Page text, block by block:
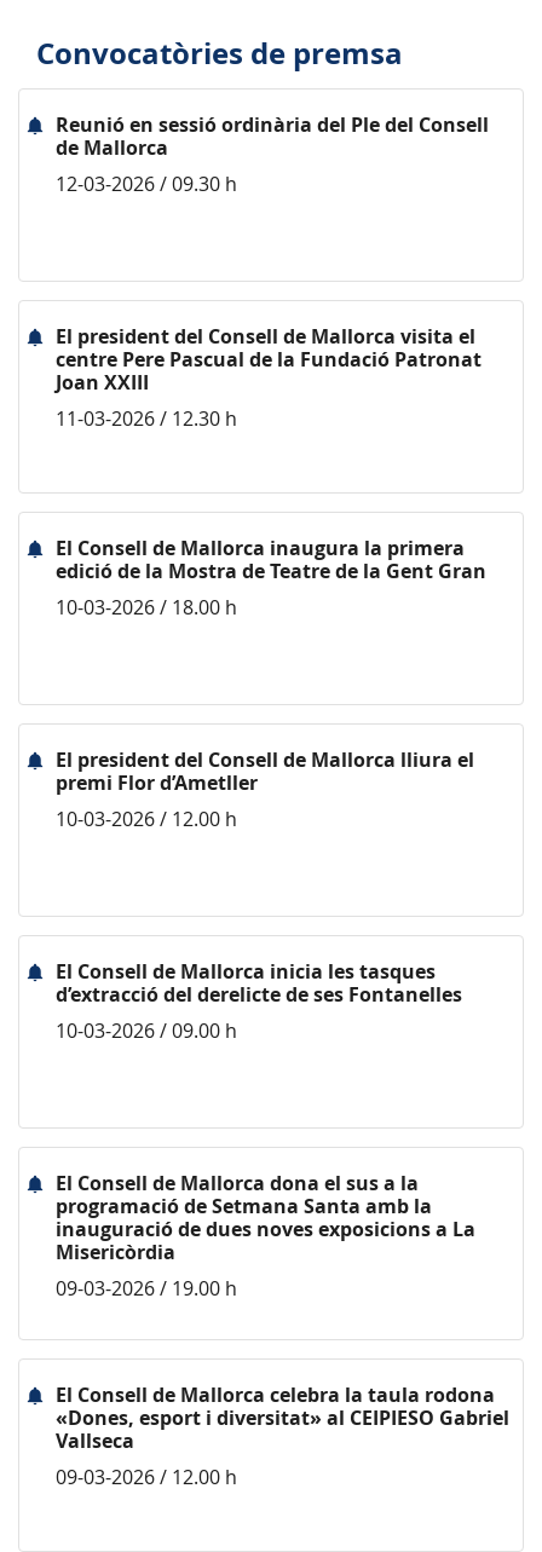
Convocatòries de premsa
Reunió en sessió ordinària del Ple del Consell
de Mallorca
12-03-2026 / 09.30 h
El president del Consell de Mallorca visita el
centre Pere Pascual de la Fundació Patronat
Joan XXIII
11-03-2026 / 12.30 h
El Consell de Mallorca inaugura la primera
edició de la Mostra de Teatre de la Gent Gran
10-03-2026 / 18.00 h
El president del Consell de Mallorca lliura el
premi Flor d’Ametller
10-03-2026 / 12.00 h
El Consell de Mallorca inicia les tasques
d’extracció del derelicte de ses Fontanelles
10-03-2026 / 09.00 h
El Consell de Mallorca dona el sus a la
programació de Setmana Santa amb la
inauguració de dues noves exposicions a La
Misericòrdia
09-03-2026 / 19.00 h
El Consell de Mallorca celebra la taula rodona
«Dones, esport i diversitat» al CEIPIESO Gabriel
Vallseca
09-03-2026 / 12.00 h